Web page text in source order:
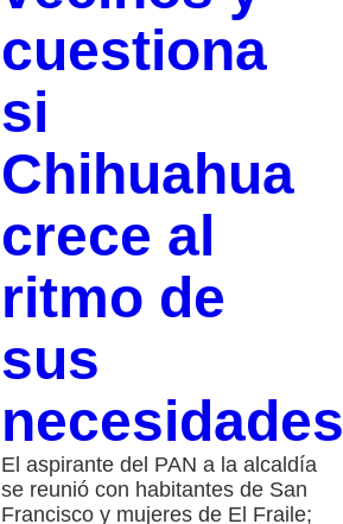
cuestiona
si
Chihuahua
crece al
ritmo de
sus
necesidades
El aspirante del PAN a la alcaldía
se reunió con habitantes de San
Francisco y mujeres de El Fraile;